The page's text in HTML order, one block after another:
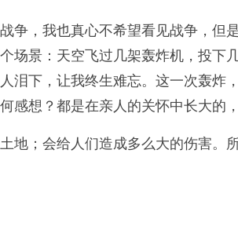
，我也真心不希望看见战争，但
场景：天空飞过几架轰炸机，投
下，让我终生难忘。这一次轰炸
感想？都是在亲人的关怀中长大的
地；会给人们造成多么大的伤害